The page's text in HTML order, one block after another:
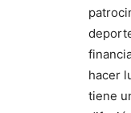
hacer
tiene